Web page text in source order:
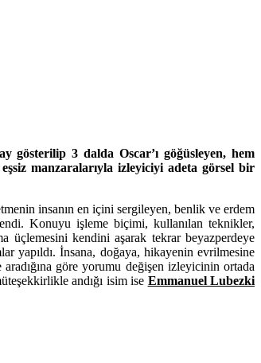
gösterilip 3 dalda Oscar’ı göğüsleyen, hem
manzaralarıyla izleyiciyi adeta görsel bir
insanın en içini sergileyen, benlik ve erdem
Konuyu işleme biçimi, kullanılan teknikler,
üçlemesini kendini aşarak tekrar beyazperdeye
yapıldı. İnsana, doğaya, hikayenin evrilmesine
göre yorumu değişen izleyicinin ortada
andığı isim ise Emmanuel Lubezki